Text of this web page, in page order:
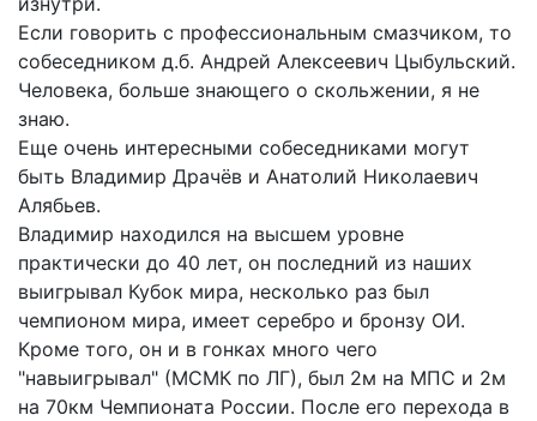
Если говорить с профессиональным смазчиком, то
собеседником д.б. Андрей Алексеевич Цыбульский.
Человека, больше знающего о скольжении, я не
знаю.
Еще очень интересными собеседниками могут
быть Владимир Драчёв и Анатолий Николаевич
Алябьев.
Владимир находился на высшем уровне
практически до 40 лет, он последний из наших
выигрывал Кубок мира, несколько раз был
чемпионом мира, имеет серебро и бронзу ОИ.
Кроме того, он и в гонках много чего
"навыигрывал" (МСМК по ЛГ), был 2м на МПС и 2м
на 70км Чемпионата России. После его перехода в